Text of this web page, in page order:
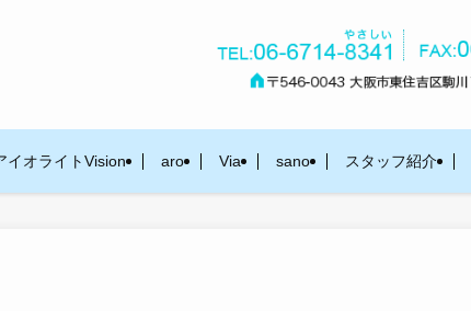
イオライトVision aro Via sano スタッフ紹介